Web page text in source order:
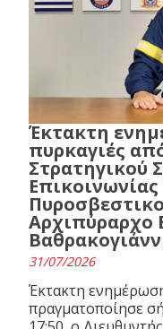
Έκτακτη
πυρκαγιές
Στρατηγικού
Αρχιπύραρχο
31/07/2026
Έκτακτη
πραγματοποίησε